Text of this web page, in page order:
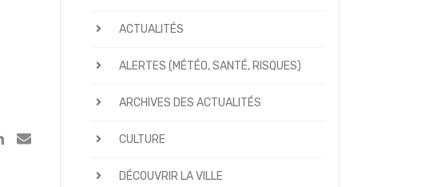
ACTUALITÉS
ALERTES (MÉTÉO, SANTÉ, RISQUES)
ARCHIVES DES ACTUALITÉS
CULTURE
DÉCOUVRIR LA VILLE